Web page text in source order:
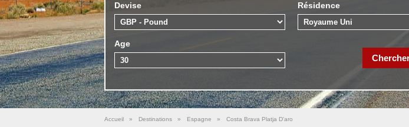
Devise Résidence
Age
Accueil » Destinations » Espagne » Costa Brava Platja D'aro